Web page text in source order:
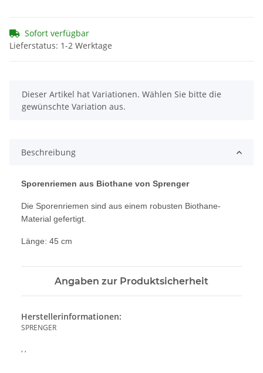
Sofort verfügbar
Lieferstatus: 1-2 Werktage
x
Dieser Artikel hat Variationen. Wählen Sie bitte die
gewünschte Variation aus.
Beschreibung
Sporenriemen aus Biothane von Sprenger
Die Sporenriemen sind aus einem robusten Biothane-
Material gefertigt.
Länge: 45 cm
Angaben zur Produktsicherheit
Herstellerinformationen:
SPRENGER
, ,